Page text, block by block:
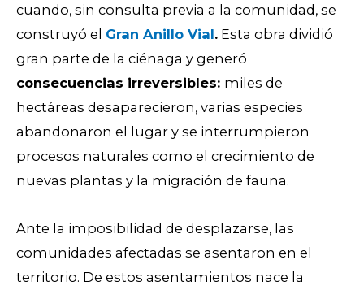
cuando, sin consulta previa a la comunidad, se
construyó el Gran Anillo Vial. Esta obra dividió
gran parte de la ciénaga y generó
consecuencias irreversibles: miles de
hectáreas desaparecieron, varias especies
abandonaron el lugar y se interrumpieron
procesos naturales como el crecimiento de
nuevas plantas y la migración de fauna.
Ante la imposibilidad de desplazarse, las
comunidades afectadas se asentaron en el
territorio. De estos asentamientos nace la